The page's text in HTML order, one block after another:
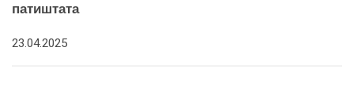
патиштата
23.04.2025